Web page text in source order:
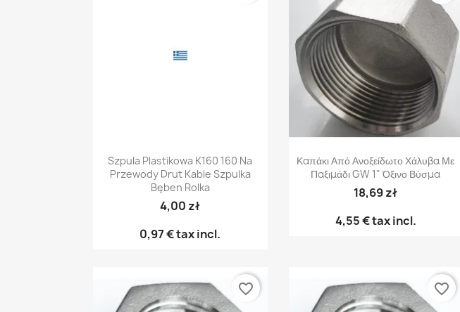
Γρήγορη προβολή
Szpula Plastikowa K160 160 Na
Przewody Drut Kable Szpulka
Bęben Rolka
4,00 zł
0,97 €tax incl.
Γρήγορη προβολή
Καπάκι Από Ανοξείδωτο Χάλυβα Με
Παξιμάδι GW 1" Όξινο Βύσμα
18,69 zł
4,55 €tax incl.
favorite_border favorite_border